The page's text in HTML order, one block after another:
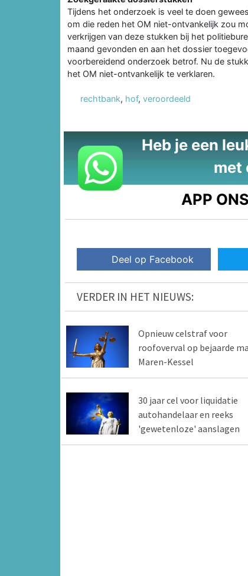
Tijdens het onderzoek is veel te doen
om die reden het OM niet-ontvankelijk zou
verkrijgen van deze stukken bij het
maand gevonden en aan het dossier
voorbereidend onderzoek betrof. Nu de
het OM niet-ontvankelijk te verklaren.
rechtbank, hof, veroordeeld
Heb je een
met
APP
Deel op Facebook
VERDER IN HET NIEUWS:
Opnieuw celstraf voor
roofoverval op bejaarde
Maren-Kessel
30 jaar cel voor liquidatie
autohandelaar en reeks
'gewetenloze' aanslagen